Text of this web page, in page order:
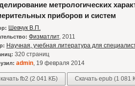
метрологических
приборов и систем
Шевчук В.П.
Физматлит, 2011
Научная, учебная литература для
320 страниц
admin, 19 февраля 2014
fb2 (2 041 КБ) Скачать epub (1 081